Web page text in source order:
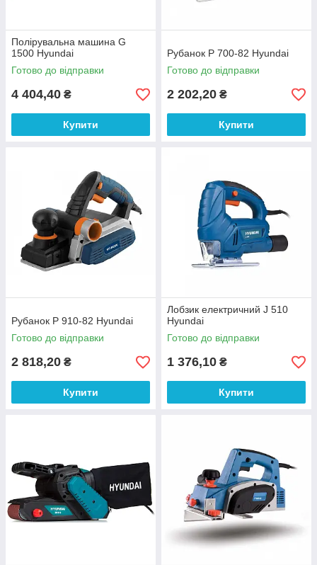
Полірувальна машина G
1500 Hyundai
Готово до відправки
4 404,40 ₴
Купити
Рубанок P 700-82 Hyundai
Готово до відправки
2 202,20 ₴
Купити
Рубанок P 910-82 Hyundai
Готово до відправки
2 818,20 ₴
Купити
Лобзик електричний J 510
Hyundai
Готово до відправки
1 376,10 ₴
Купити